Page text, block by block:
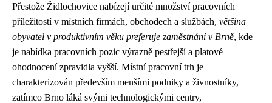
Přestože Židlochovice nabízejí určité množství pracovních
příležitostí v místních firmách, obchodech a službách, většina
obyvatel v produktivním věku preferuje zaměstnání v Brně, kde
je nabídka pracovních pozic výrazně pestřejší a platové
ohodnocení zpravidla vyšší. Místní pracovní trh je
charakterizován především menšími podniky a živnostníky,
zatímco Brno láká svými technologickými centry,